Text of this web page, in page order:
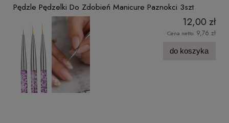
Pędzle Pędzelki Do Zdobień Manicure Paznokci 3szt
12,00 zł
Cena netto: 9,76 zł
do koszyka